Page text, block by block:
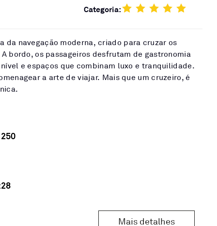
Categoria:
da navegação moderna, criado para cruzar os
bordo, os passageiros desfrutam de gastronomia
e espaços que combinam luxo e tranquilidade.
a arte de viajar. Mais que um cruzeiro, é
28
Mais detalhes